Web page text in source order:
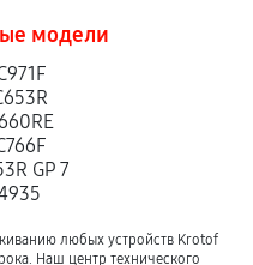
модели
GP 7
любых устройств Krotof
Наш центр технического